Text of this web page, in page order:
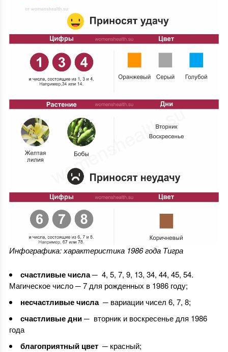
Инфографика: характеристика 1986 года Тигра
счастливые числа─ 4, 5, 7, 9, 13, 34, 44, 45, 54.
Магическое число ─ 7 для рожденных в 1986 году;
несчастливые числа─ вариации чисел 6, 7, 8;
счастливые дни─ вторник и воскресенье для 1986
года
благоприятный цвет─ красный;